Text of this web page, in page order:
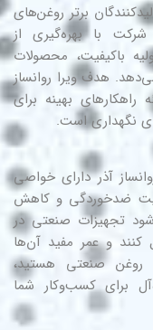
برتر روغن‌های
با بهره‌گیری از
باکیفیت، محصولات
هدف ویرا روانساز
بهینه برای
است.
آذر دارای خواصی
ضدخوردگی و کاهش
صنعتی در
و عمر مفید آن‌ها
صنعتی هستید،
کسب‌وکار شما